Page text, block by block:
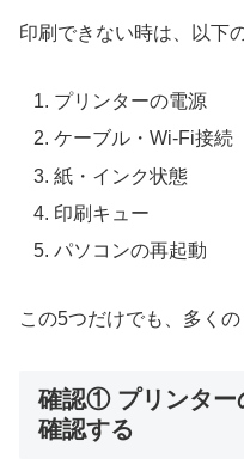
印刷できない時は、以下
プリンターの電源
ケーブル・Wi-Fi接続
紙・インク状態
印刷キュー
パソコンの再起動
この5つだけでも、多く
確認① プリンター
確認する